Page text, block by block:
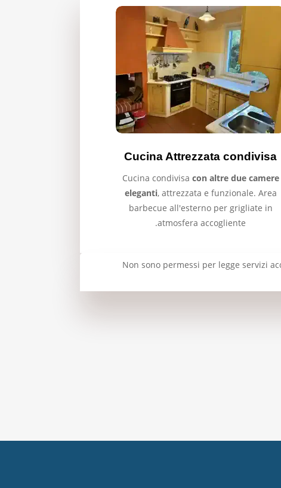
Cucina Attrezzata condivisa
Cucina condivisa con altre due camere
eleganti,attrezzata e funzionale. Area
barbecue all'esterno per grigliate in
atmosfera accogliente.
Non sono permessi per legge servizi